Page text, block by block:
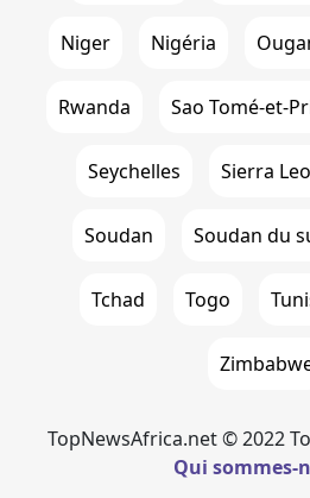
Niger Nigéria
Rwanda Sao Tomé-et-
Seychelles Sierra
Soudan Soudan du
Tchad Togo
TopNewsAfrica.net © 2022
Qui sommes-